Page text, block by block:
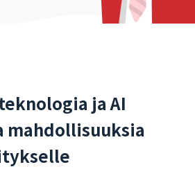
ja AI
mahdollisuuksia